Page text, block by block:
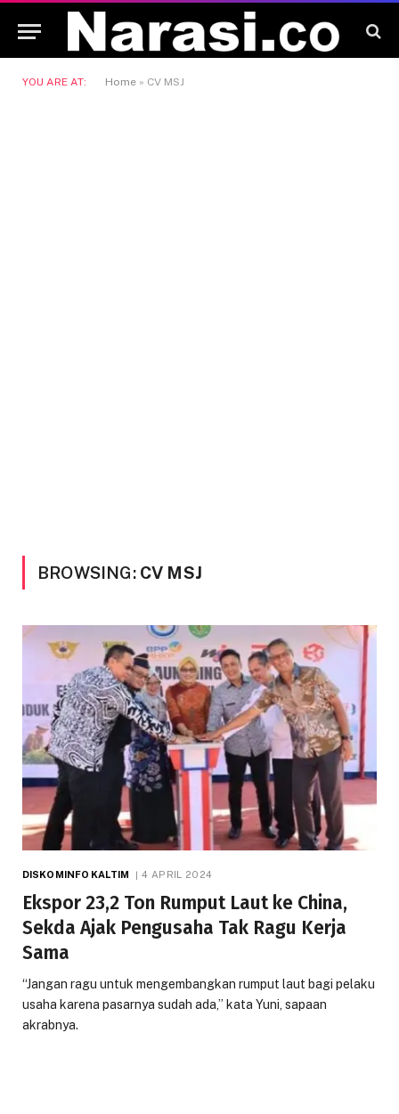
YOU ARE AT: Home » CV MSJ
BROWSING: CV MSJ
DISKOMINFO KALTIM 4 APRIL 2024
Ekspor 23,2 Ton Rumput Laut ke China,
Sekda Ajak Pengusaha Tak Ragu Kerja
Sama
“Jangan ragu untuk mengembangkan rumput laut bagi pelaku
usaha karena pasarnya sudah ada,” kata Yuni, sapaan
akrabnya.